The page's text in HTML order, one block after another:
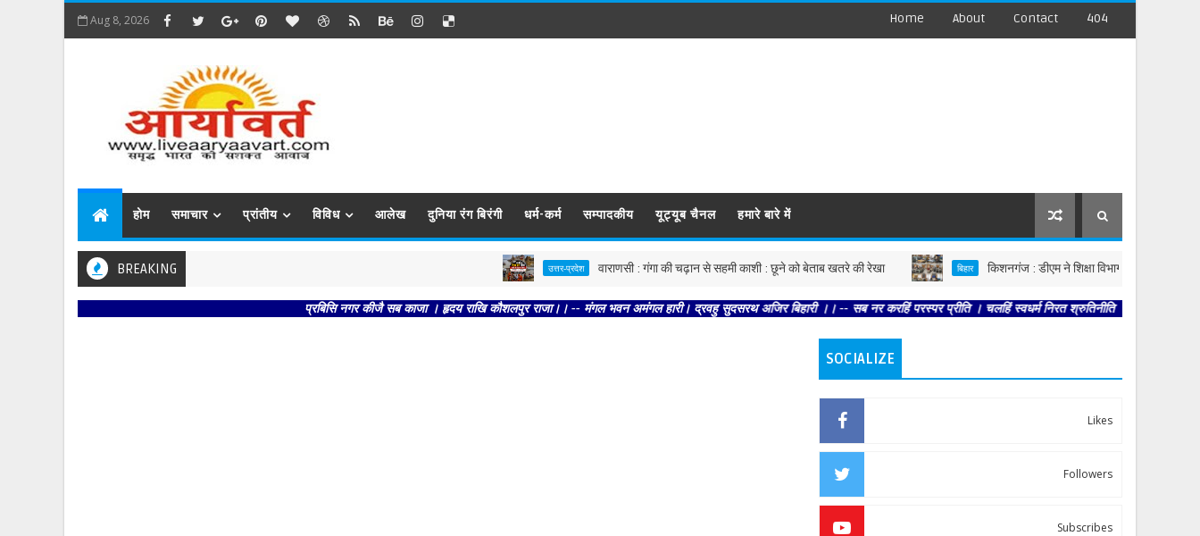
Aug 8, 2026 Home About Contact 404
होम समाचार प्रांतीय विविध आलेख दुनिया रंग बिरंगी धर्म-कर्म सम्पादकीय यूट्यूब चैनल हमारे बारे में
BREAKING उत्तर-प्रदेश वाराणसी : गंगा की चढ़ान से सहमी काशी : छूने को बेताब खतरे की रेखा बिहार किशनगंज : डीएम ने शिक्षा विभाग की समीक्षा बैठक की,
प्रबिसि नगर कीजै सब काजा । हृदय राखि कौशलपुर राजा।। -- मंगल भवन अमंगल हारी। द्रवहु सुदसरथ अजिर बिहारी ।। -- सब नर करहिं परस्पर प्रीति । चलहिं स्वधर्म निरत श्रुतिनीति ।। -- तेहि अवसर
SOCIALIZE
Likes
Followers
Subscribes